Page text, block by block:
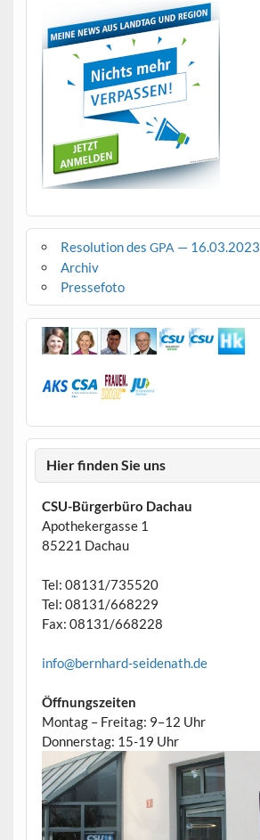
Resolution des GPA — 16.03.2023
Archiv
Pressefoto
Hier finden Sie uns
CSU-Bürgerbüro Dachau
Apothekergasse 1
85221 Dachau
Tel: 08131/735520
Tel: 08131/668229
Fax: 08131/668228
info@bernhard-seidenath.de
Öffnungszeiten
Montag – Freitag: 9–12 Uhr
Donnerstag: 15-19 Uhr